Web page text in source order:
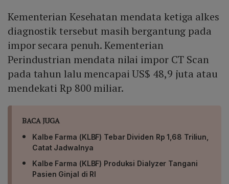
Kementerian Kesehatan mendata ketiga alkes
diagnostik tersebut masih bergantung pada
impor secara penuh. Kementerian
Perindustrian mendata nilai impor CT Scan
pada tahun lalu mencapai US$ 48,9 juta atau
mendekati Rp 800 miliar.
BACA JUGA
Kalbe Farma (KLBF) Tebar Dividen Rp 1,68 Triliun,
Catat Jadwalnya
Kalbe Farma (KLBF) Produksi Dialyzer Tangani
Pasien Ginjal di RI